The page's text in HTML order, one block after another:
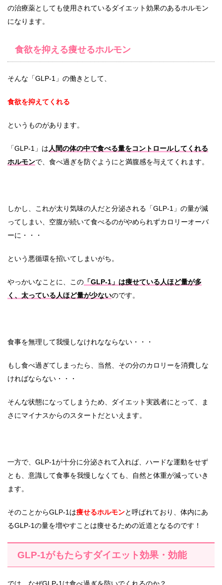
の治療薬としても使用されているダイエット効果のあるホルモン
になります。
食欲を抑える痩せるホルモン
そんな「GLP-1」の働きとして、
食欲を抑えてくれる
というものがあります。
「GLP-1」は 人間の体の中で食べる量をコントロールしてくれる
ホルモンで、食べ過ぎを防ぐようにと満腹感を与えてくれます。
しかし、これが太り気味の人だと分泌される「GLP-1」の量が減
ってしまい、空腹が続いて食べるのがやめられずカロリーオーバ
ーに・・・
という悪循環を招いてしまいがち。
やっかいなことに、この 「GLP-1」は痩せている人ほど量が多
く、太っている人ほど量が少ないのです。
食事を無理して我慢しなけれなならない・・・
もし食べ過ぎてしまったら、当然、その分のカロリーを消費しな
ければならない・・・
そんな状態になってしまうため、ダイエット実践者にとって、ま
さにマイナスからのスタートだといえます。
一方で、GLP-1が十分に分泌されて入れば、ハードな運動をせず
とも、意識して食事を我慢しなくても、自然と体重が減っていき
ます。
そのことからGLP-1は痩せるホルモンと呼ばれており、体内にあ
るGLP-1の量を増やすことは痩せるための近道となるのです！
GLP-1がもたらすダイエット効果・効能
では、なぜGLP-1は食べ過ぎを防いでくれるのか？